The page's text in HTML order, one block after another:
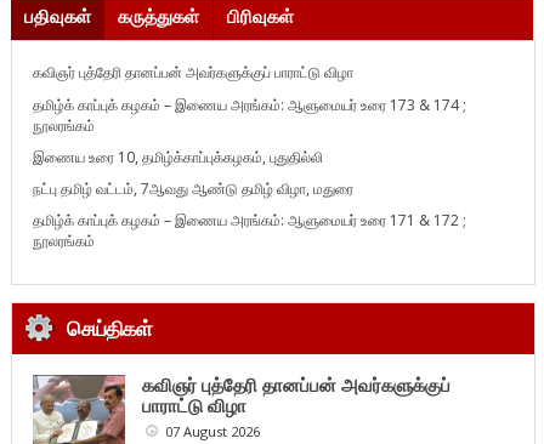
பதிவுகள் கருத்துகள் பிரிவுகள்
கவிஞர் புத்தேரி தானப்பன் அவர்களுக்குப் பாராட்டு விழா
தமிழ்க் காப்புக் கழகம் – இணைய அரங்கம்: ஆளுமையர் உரை 173 & 174 ;
நூலரங்கம்
இணைய உரை 10, தமிழ்க்காப்புக்கழகம், புதுதில்லி
நட்பு தமிழ் வட்டம், 7ஆவது ஆண்டு தமிழ் விழா, மதுரை
தமிழ்க் காப்புக் கழகம் – இணைய அரங்கம்: ஆளுமையர் உரை 171 & 172 ;
நூலரங்கம்
செய்திகள்
கவிஞர் புத்தேரி தானப்பன் அவர்களுக்குப்
பாராட்டு விழா
07 August 2026